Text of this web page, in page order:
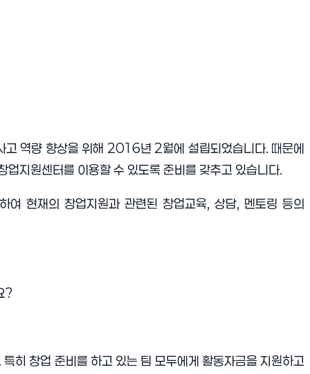
역량 향상을 위해 2016년 2월에 설립되었습니다. 때문에
지원센터를 이용할 수 있도록 준비를 갖추고 있습니다.
여 현재의 창업지원과 관련된 창업교육, 상담, 멘토링 등의
?
특히 창업 준비를 하고 있는 팀 모두에게 활동자금을 지원하고